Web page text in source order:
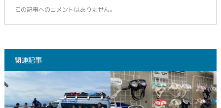
この記事へのコメントはありません。
関連記事